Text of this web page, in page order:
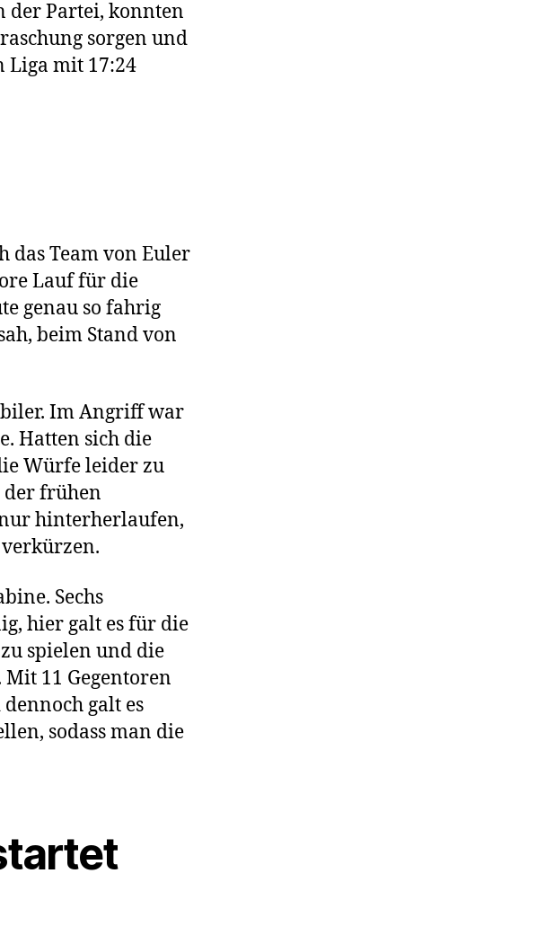
der Partei, konnten
sorgen und
Liga mit 17:24
das Team von Euler
Lauf für die
genau so fahrig
beim Stand von
Im Angriff war
Hatten sich die
Würfe leider zu
der frühen
hinterherlaufen,
Sechs
hier galt es für die
spielen und die
Mit 11 Gegentoren
galt es
sodass man die